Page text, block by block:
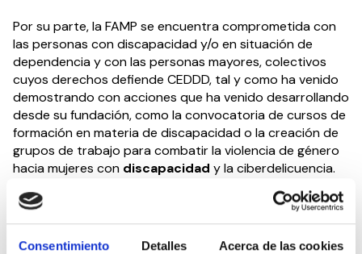
Consentimiento Detalles Acerca de las cookies
Por su parte, la FAMP se encuentra comprometida con
las personas con discapacidad y/o en situación de
dependencia y con las personas mayores, colectivos
cuyos derechos defiende CEDDD, tal y como ha venido
demostrando con acciones que ha venido desarrollando
desde su fundación, como la convocatoria de cursos de
formación en materia de discapacidad o la creación de
grupos de trabajo para combatir la violencia de género
hacia mujeres con discapacidad y la ciberdelicuencia.
Compartir en: